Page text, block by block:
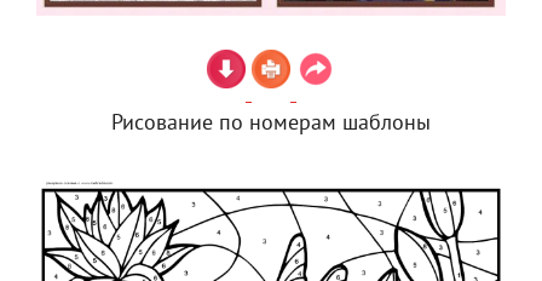
Рисование по номерам шаблоны